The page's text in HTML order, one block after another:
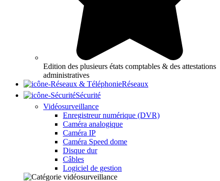
Edition des plusieurs états comptables & des attestations
administratives
Réseaux
Sécurité
Vidéosurveillance
Enregistreur numérique (DVR)
Caméra analogique
Caméra IP
Caméra Speed dome
Disque dur
Câbles
Logiciel de gestion